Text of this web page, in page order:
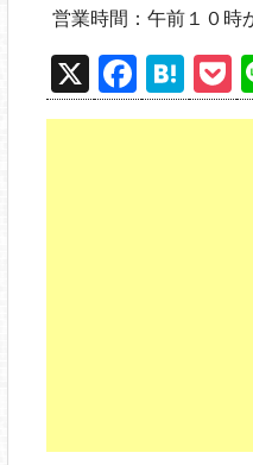
営業時間：午前１０時
X
F
a
H
at o